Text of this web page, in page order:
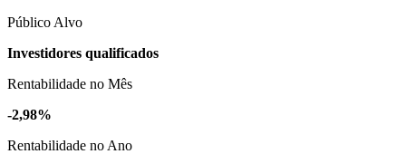
Público Alvo
Investidores qualificados
Rentabilidade no Mês
-2,98%
Rentabilidade no Ano